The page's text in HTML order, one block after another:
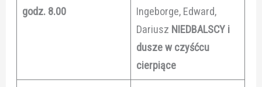
godz. 8.00
Ingeborge, Edward,
Dariusz NIEDBALSCY i
dusze w czyśćcu
cierpiące